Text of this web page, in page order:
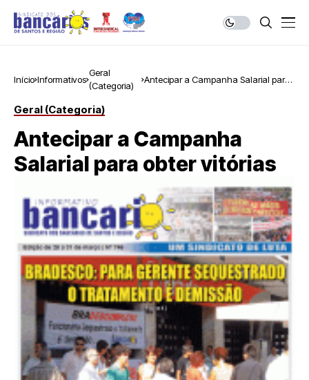
Início Informativos
Geral
(Categoria)
Antecipar a Campanha Salarial para
Geral (Categoria)
Antecipar a Campanha
Salarial para obter vitórias